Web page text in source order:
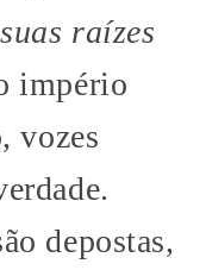
raízes
império
vozes
depostas,